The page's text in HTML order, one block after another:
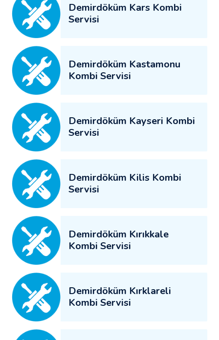
Demirdöküm Kars Kombi
Servisi
Demirdöküm Kastamonu
Kombi Servisi
Demirdöküm Kayseri Kombi
Servisi
Demirdöküm Kilis Kombi
Servisi
Demirdöküm Kırıkkale
Kombi Servisi
Demirdöküm Kırklareli
Kombi Servisi